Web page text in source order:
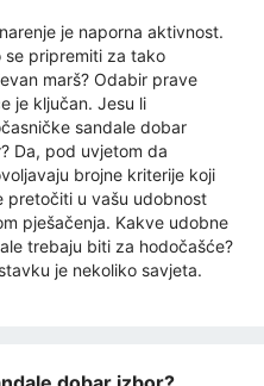
je naporna aktivnost.
se pripremiti za tako
marš? Odabir prave
je ključan. Jesu li
sandale dobar
Da, pod uvjetom da
brojne kriterije koji
pretočiti u vašu udobnost
pješačenja. Kakve udobne
trebaju biti za hodočašće?
je nekoliko savjeta.